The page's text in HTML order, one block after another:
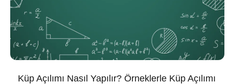
Küp Açılımı Nasıl Yapılır? Örneklerle Küp Açılımı